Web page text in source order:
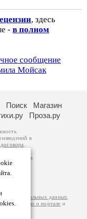
, здесь
- в полном
сообщение
Мойсак
Поиск
Магазин
Проза.ру
в
авторам
возможна
за
на
персональных данных
информацию о портале и